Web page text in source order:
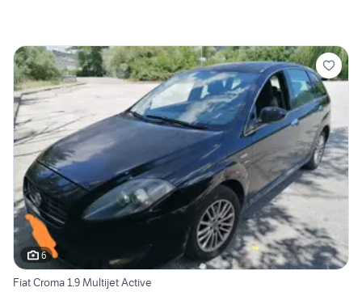
6
Fiat Croma 1.9 Multijet Active